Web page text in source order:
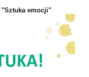
"Sztuka emocji"